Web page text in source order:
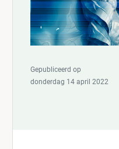
Gepubliceerd op
donderdag 14 april 2022